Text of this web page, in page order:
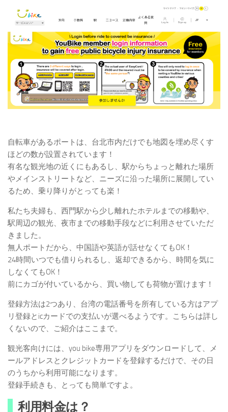
自転車があるポートは、台北市内だけでも地図を埋め尽くす
ほどの数が設置されています！
有名な観光地の近くにもあるし、駅からちょっと離れた場所
やメインストリートなど、ニーズに沿った場所に展開してい
るため、乗り降りがとっても楽！
私たち夫婦も、西門駅から少し離れたホテルまでの移動や、
駅周辺の観光、夜市までの移動手段などに利用させていただ
きました。
無人ポートだから、中国語や英語が話せなくてもOK！
24時間いつでも借りられるし、返却できるから、時間を気に
しなくてもOK！
前にカゴが付いているから、買い物しても荷物が置けます！
登録方法は2つあり、台湾の電話番号を所有している方はアプ
リ登録とicカードでの支払いが選べるようです。こちらは詳し
くないので、ご紹介はここまで。
観光客向けには、you bike専用アプリをダウンロードして、メ
ールアドレスとクレジットカードを登録するだけで、その日
のうちから利用可能になります。
登録手続きも、とっても簡単ですよ。
利用料金は？